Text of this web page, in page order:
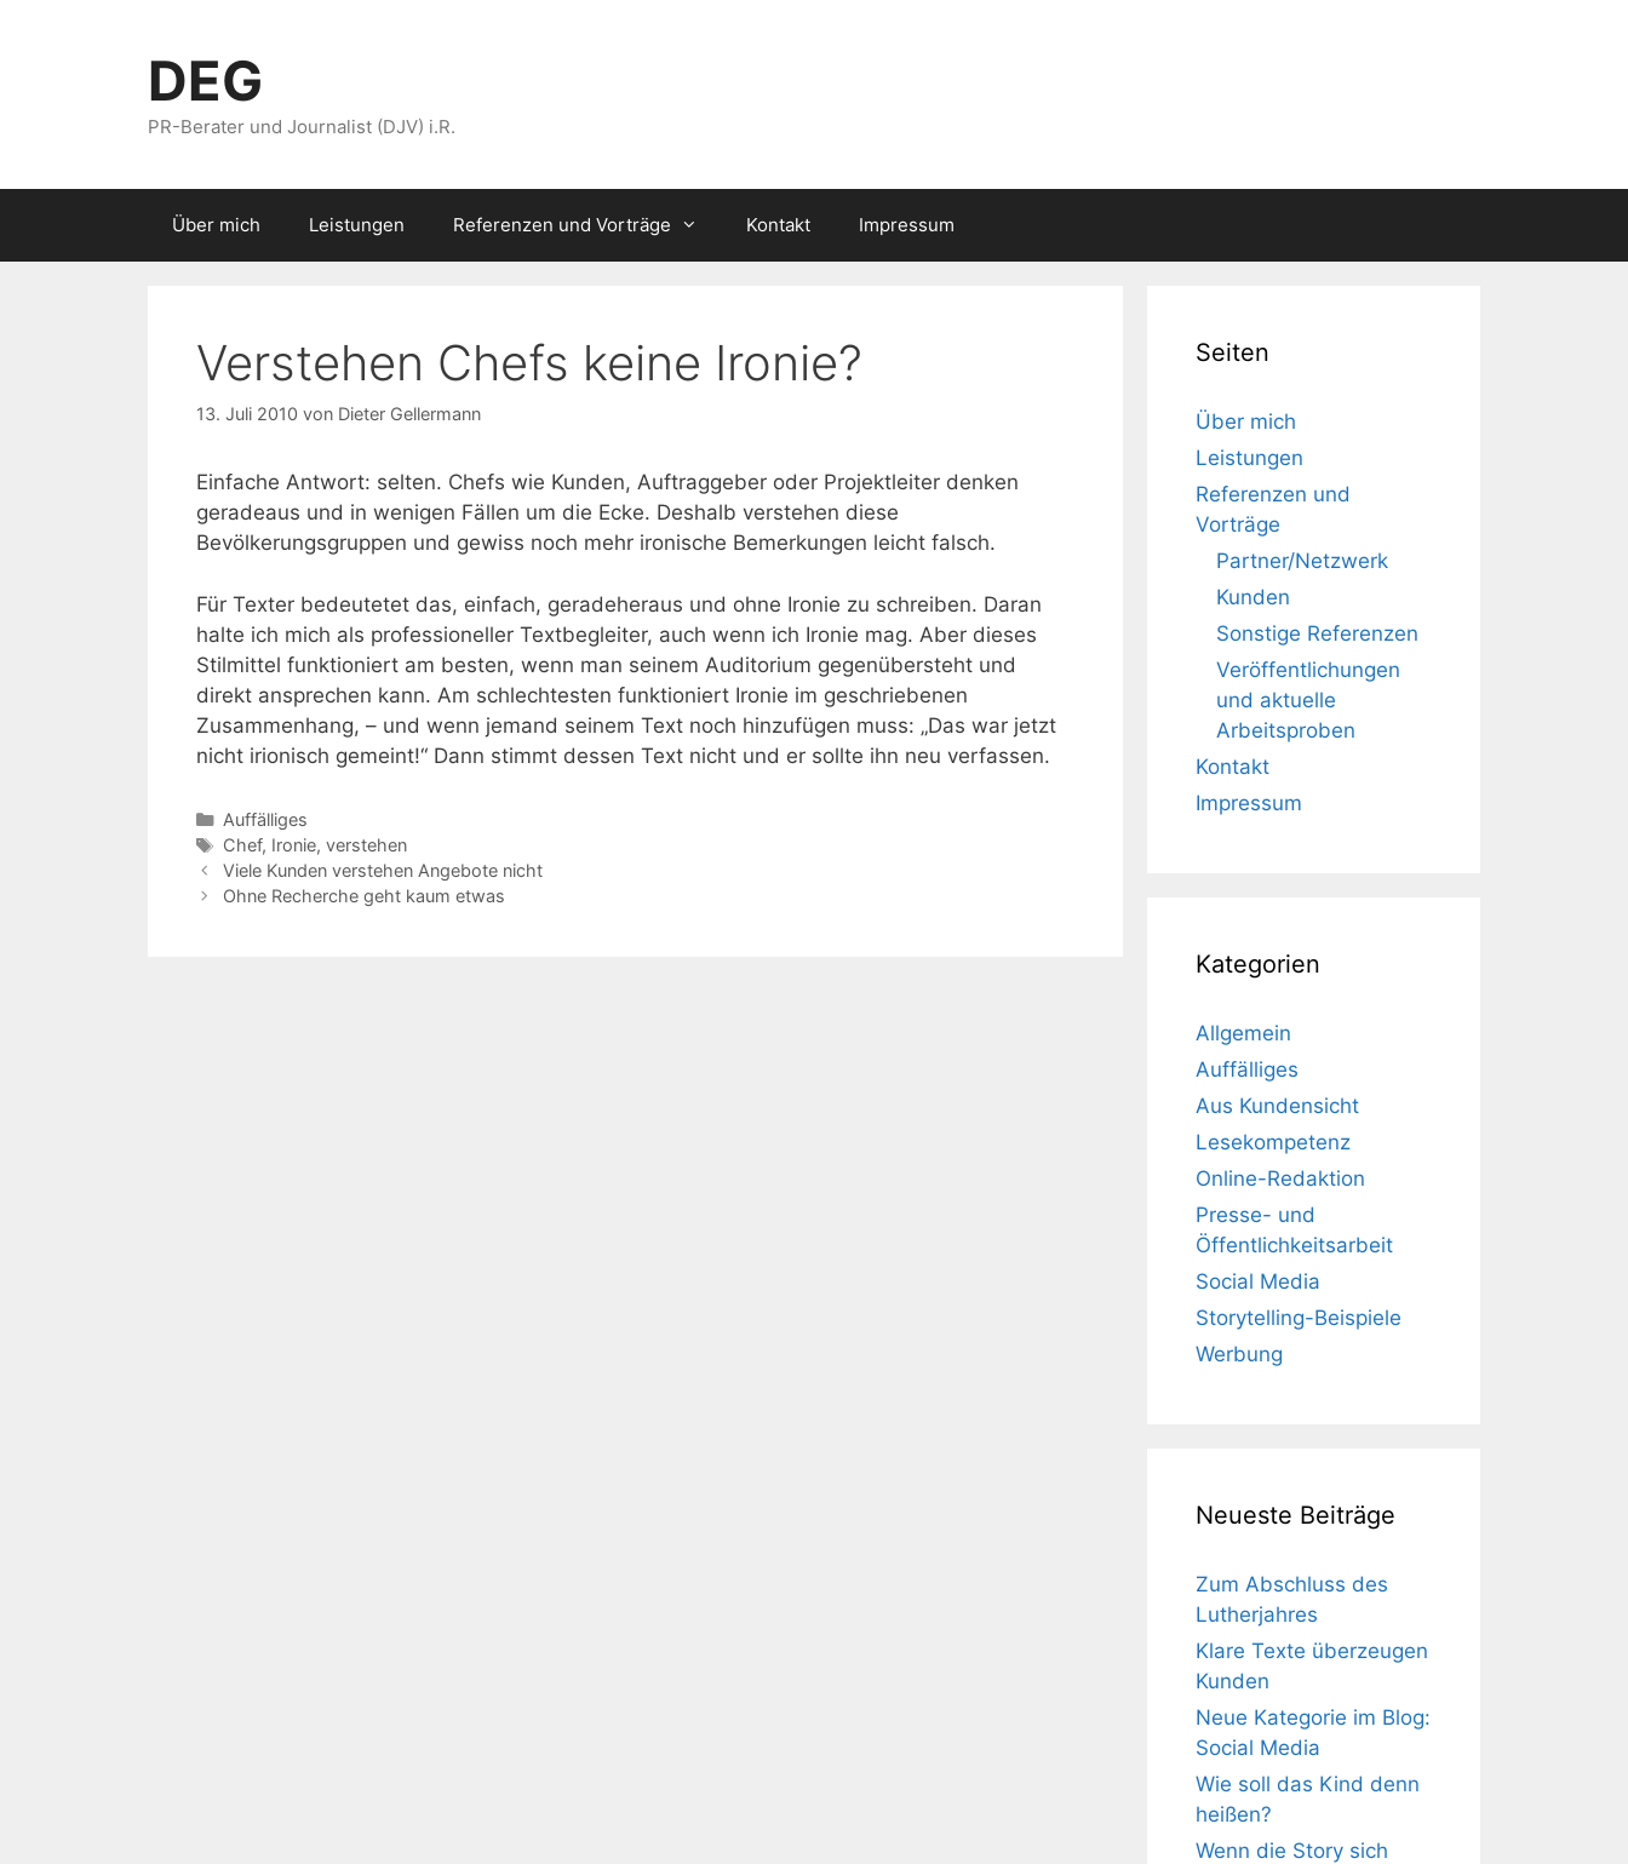
DEG
PR-Berater und Journalist (DJV) i.R.
Über mich Leistungen Referenzen und Vorträge Kontakt Impressum
Verstehen Chefs keine Ironie?
13. Juli 2010 von Dieter Gellermann
Einfache Antwort: selten. Chefs wie Kunden, Auftraggeber oder Projektleiter denken
geradeaus und in wenigen Fällen um die Ecke. Deshalb verstehen diese
Bevölkerungsgruppen und gewiss noch mehr ironische Bemerkungen leicht falsch.
Für Texter bedeutetet das, einfach, geradeheraus und ohne Ironie zu schreiben. Daran
halte ich mich als professioneller Textbegleiter, auch wenn ich Ironie mag. Aber dieses
Stilmittel funktioniert am besten, wenn man seinem Auditorium gegenübersteht und
direkt ansprechen kann. Am schlechtesten funktioniert Ironie im geschriebenen
Zusammenhang, – und wenn jemand seinem Text noch hinzufügen muss: „Das war jetzt
nicht irionisch gemeint!“ Dann stimmt dessen Text nicht und er sollte ihn neu verfassen.
Kategorien
Auffälliges
Schlagwörter
Chef, Ironie, verstehen
Viele Kunden verstehen Angebote nicht
Ohne Recherche geht kaum etwas
Seiten
Über mich
Leistungen
Referenzen und
Vorträge
Partner/Netzwerk
Kunden
Sonstige Referenzen
Veröffentlichungen
und aktuelle
Arbeitsproben
Kontakt
Impressum
Kategorien
Allgemein
Auffälliges
Aus Kundensicht
Lesekompetenz
Online-Redaktion
Presse- und
Öffentlichkeitsarbeit
Social Media
Storytelling-Beispiele
Werbung
Neueste Beiträge
Zum Abschluss des
Lutherjahres
Klare Texte überzeugen
Kunden
Neue Kategorie im Blog:
Social Media
Wie soll das Kind denn
heißen?
Wenn die Story sich